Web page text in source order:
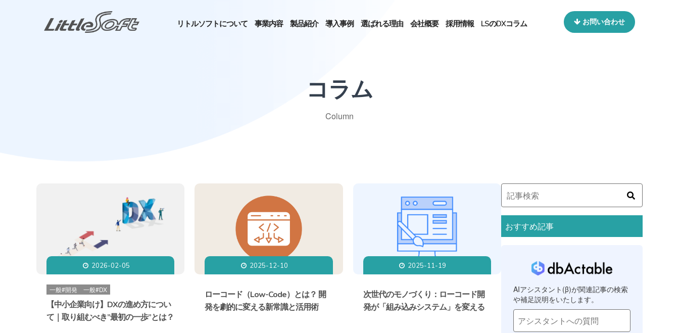
リトルソフトについて 事業内容 製品紹介 導入事例 選ばれる理由 会社概要 採用情報 LSのDXコラム お問い合わせ
コラム
Column
 2026-02-05
一般#開発 一般#DX
【中小企業向け】DXの進め方につい
て｜取り組むべき”最初の一歩”とは？
 2025-12-10
ローコード（Low-Code）とは？ 開
発を劇的に変える新常識と活用術
 2025-11-19
次世代のモノづくり：ローコード開
発が「組み込みシステム」を変える
おすすめ記事
AIアシスタント(β)が関連記事の検索
や補足説明をいたします。